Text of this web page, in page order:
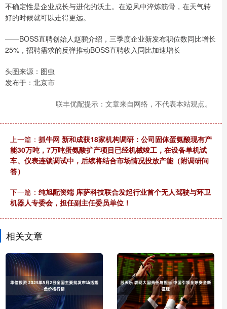
不确定性是企业成长与进化的沃土。在逆风中淬炼筋骨，在天气转
好的时候就可以走得更远。
——BOSS直聘创始人赵鹏介绍，三季度企业新发布职位数同比增长
25%，招聘需求的反弹推动BOSS直聘收入同比加速增长
头图来源：图虫
发布于：北京市
联丰优配提示：文章来自网络，不代表本站观点。
上一篇： 抓牛网 新和成获18家机构调研：公司固体蛋氨酸现有产
能30万吨，7万吨蛋氨酸扩产项目已经机械竣工，在设备单机试
车、仪表连锁调试中，后续将结合市场情况投放产能（附调研问
答）
下一篇： 纯旭配资端 库萨科技联合发起行业首个无人驾驶与环卫
机器人专委会，担任副主任委员单位！
相关文章